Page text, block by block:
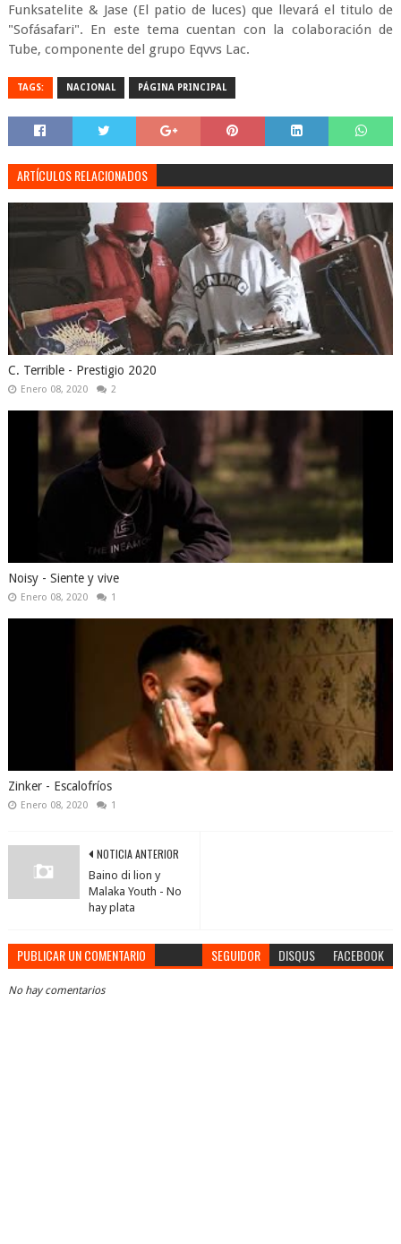
Funksatelite & Jase (El patio de luces) que llevará el titulo de
"Sofásafari". En este tema cuentan con la colaboración de
Tube, componente del grupo Eqvvs Lac.
TAGS: NACIONAL PÁGINA PRINCIPAL
ARTÍCULOS RELACIONADOS
C. Terrible - Prestigio 2020
Enero 08, 2020 2
Noisy - Siente y vive
Enero 08, 2020 1
Zinker - Escalofríos
Enero 08, 2020 1
NOTICIA ANTERIOR
Baino di lion y
Malaka Youth - No
hay plata
PUBLICAR UN COMENTARIO SEGUIDOR DISQUS FACEBOOK
No hay comentarios